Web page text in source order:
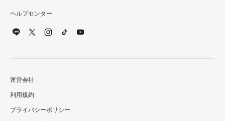
ヘルプセンター
運営会社
利用規約
プライバシーポリシー